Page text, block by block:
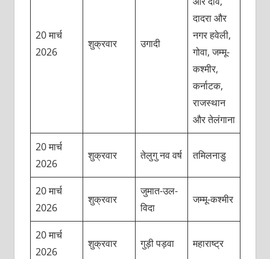
20 मार्च
2026
शुक्रवार उगादी
दादरा और
नगर हवेली,
गोवा, जम्मू-
कश्मीर,
कर्नाटक,
राजस्थान
और तेलंगाना
20 मार्च
2026
शुक्रवार तेलुगु नव वर्ष तमिलनाडु
20 मार्च
2026
शुक्रवार
जुमात-उल-
विदा
जम्मू-कश्मीर
20 मार्च
2026
शुक्रवार गुड़ी पड़वा महाराष्ट्र